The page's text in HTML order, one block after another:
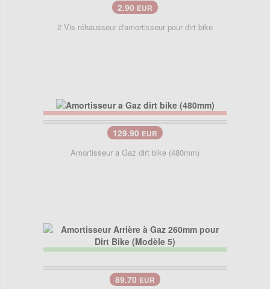
2.90 EUR
2 Vis réhausseur d'amortisseur pour dirt bike
129.90 EUR
Amortisseur a Gaz dirt bike (480mm)
89.70 EUR